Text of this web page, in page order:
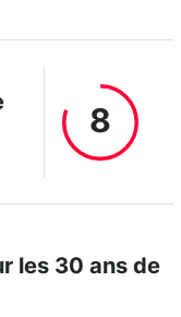
8
les 30 ans de